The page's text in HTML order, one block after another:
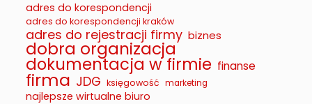
adres do korespondencji
adres do korespondencji kraków
adres do rejestracji firmy biznes
dobra organizacja
dokumentacja w firmie finanse
firma JDG księgowość marketing
najlepsze wirtualne biuro